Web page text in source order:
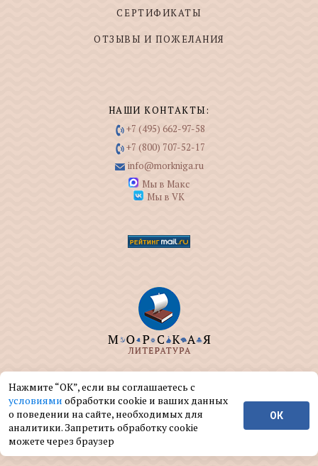
СЕРТИФИКАТЫ
ОТЗЫВЫ И ПОЖЕЛАНИЯ
НАШИ КОНТАКТЫ:
+7 (495) 662-97-58
+7 (800) 707-52-17
info@morkniga.ru
Мы в Макс
Мы в VK
ООО "МОРКНИГА" занимается изданием и
реализацией книг на морскую тематику.
© ООО "МОРКНИГА", 2004 — 2026 г.
Нажмите “ОК”, если вы соглашаетесь с
условиями обработки cookie и ваших данных
о поведении на сайте, необходимых для
аналитики. Запретить обработку cookie
можете через браузер
ОК